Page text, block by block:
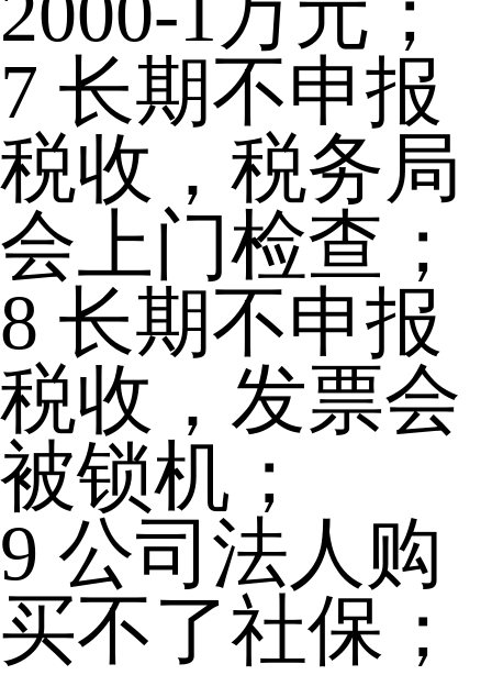
7 长期不申报
税收，税务局
会上门检查；
8 长期不申报
税收，发票会
被锁机；
9 公司法人购
买不了社保；